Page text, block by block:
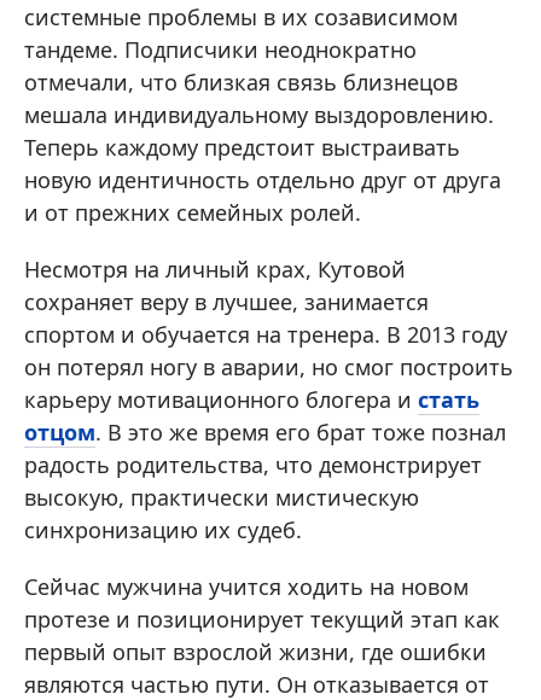
системные проблемы в их созависимом
тандеме. Подписчики неоднократно
отмечали, что близкая связь близнецов
мешала индивидуальному выздоровлению.
Теперь каждому предстоит выстраивать
новую идентичность отдельно друг от друга
и от прежних семейных ролей.
Несмотря на личный крах, Кутовой
сохраняет веру в лучшее, занимается
спортом и обучается на тренера. В 2013 году
он потерял ногу в аварии, но смог построить
карьеру мотивационного блогера и стать
отцом. В это же время его брат тоже познал
радость родительства, что демонстрирует
высокую, практически мистическую
синхронизацию их судеб.
Сейчас мужчина учится ходить на новом
протезе и позиционирует текущий этап как
первый опыт взрослой жизни, где ошибки
являются частью пути. Он отказывается от